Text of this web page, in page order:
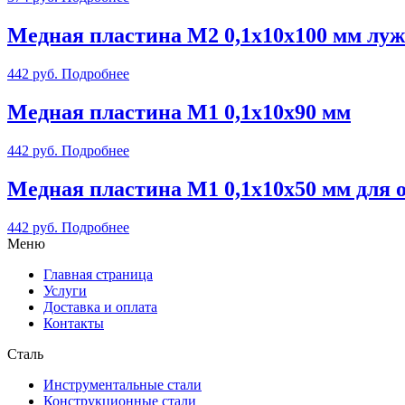
Медная пластина М2 0,1х10х100 мм
442 руб. Подробнее
Медная пластина М1 0,1х10х90 мм
442 руб. Подробнее
Медная пластина М1 0,1х10х50 мм для
442 руб. Подробнее
Меню
Главная страница
Услуги
Доставка и оплата
Контакты
Сталь
Инструментальные стали
Конструкционные стали